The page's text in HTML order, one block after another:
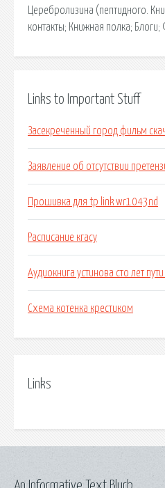
Церебролизина (пептидного.
контакты; Книжная полка;
Links to Important Stuff
Засекреченный город фильм
Заявление об отсутствии
Прошивка для tp link wr1043nd
Расписание кгасу
Аудиокнига устинова сто лет
Схема котенка крестиком
Links